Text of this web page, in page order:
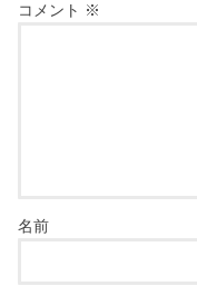
コメント ※
名前